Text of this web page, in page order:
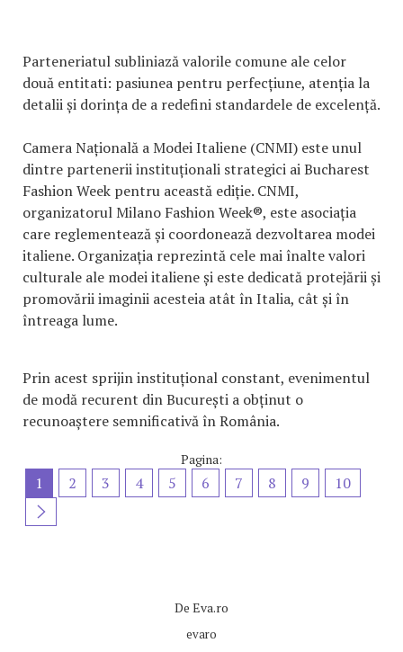
Parteneriatul subliniază valorile comune ale celor
două entitati: pasiunea pentru perfecțiune, atenția la
detalii și dorința de a redefini standardele de excelență.
Camera Națională a Modei Italiene (CNMI) este unul
dintre partenerii instituționali strategici ai Bucharest
Fashion Week pentru această ediție. CNMI,
organizatorul Milano Fashion Week®, este asociația
care reglementează și coordonează dezvoltarea modei
italiene. Organizația reprezintă cele mai înalte valori
culturale ale modei italiene și este dedicată protejării și
promovării imaginii acesteia atât în Italia, cât și în
întreaga lume.
Prin acest sprijin instituțional constant, evenimentul
de modă recurent din București a obținut o
recunoaștere semnificativă în România.
Pagina:
1 2 3 4 5 6 7 8 9 10
De Eva.ro
evaro